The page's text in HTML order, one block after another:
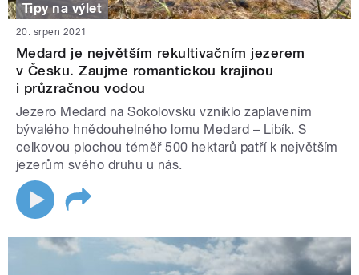
Tipy na výlet
20. srpen 2021
Medard je největším rekultivačním jezerem
v Česku. Zaujme romantickou krajinou
i průzračnou vodou
Jezero Medard na Sokolovsku vzniklo zaplavením
bývalého hnědouhelného lomu Medard – Libík. S
celkovou plochou téměř 500 hektarů patří k největším
jezerům svého druhu u nás.